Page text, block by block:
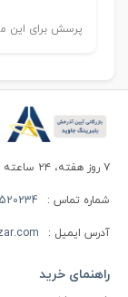
پرسش برای این
۷ روز هفته، ۲۴ ساعته پاسخگوی شما هستیم.
شماره تماس : | 09155520244
آدرس ایمیل :
راهنمای خرید